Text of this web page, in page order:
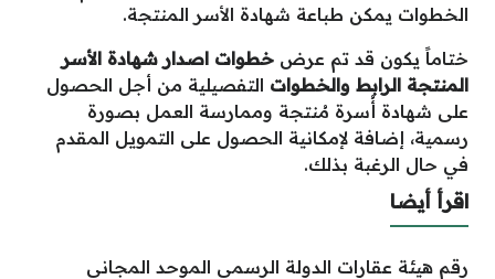
الخطوات يمكن طباعة شهادة الأسر المنتجة.
ختاماً يكون قد تم عرض خطوات اصدار شهادة الأسر
المنتجة الرابط والخطوات التفصيلية من أجل الحصول
على شهادة أُسرة مُنتجة وممارسة العمل بصورة
رسمية، إضافة لإمكانية الحصول على التمويل المقدم
في حال الرغبة بذلك.
اقرأ أيضا
رقم هيئة عقارات الدولة الرسمي الموحد المجاني